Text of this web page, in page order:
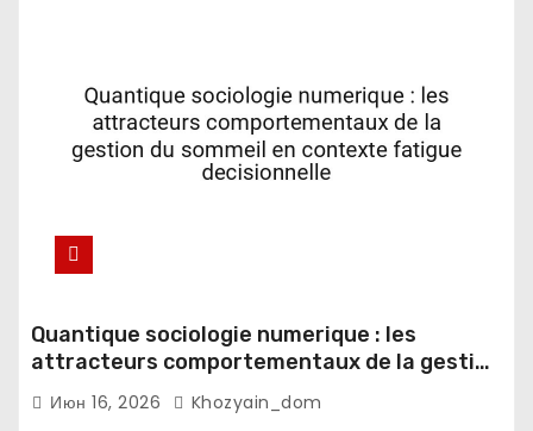
Quantique sociologie numerique : les
attracteurs comportementaux de la gestion
du sommeil en contexte fatigue
decisionnelle
Июн 16, 2026 Khozyain_dom